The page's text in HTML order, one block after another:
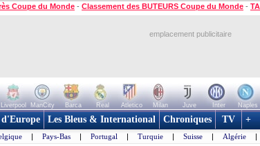
Coupe du Monde - Classement des BUTEURS Coupe du Monde -
emplacement publicitaire
Liverpool ManCity Barca Real Atletico Milan Juve Inter Naples
d'Europe Les Bleus & International Chroniques TV +
| Pays-Bas | Portugal | Turquie | Suisse | Algérie |